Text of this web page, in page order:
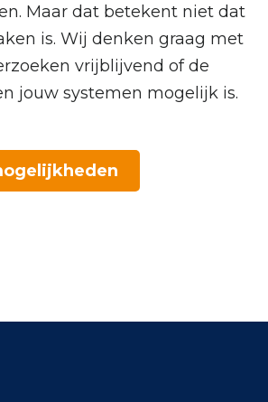
Maar dat betekent niet dat
is. Wij denken graag met
vrijblijvend of de
jouw systemen mogelijk is.